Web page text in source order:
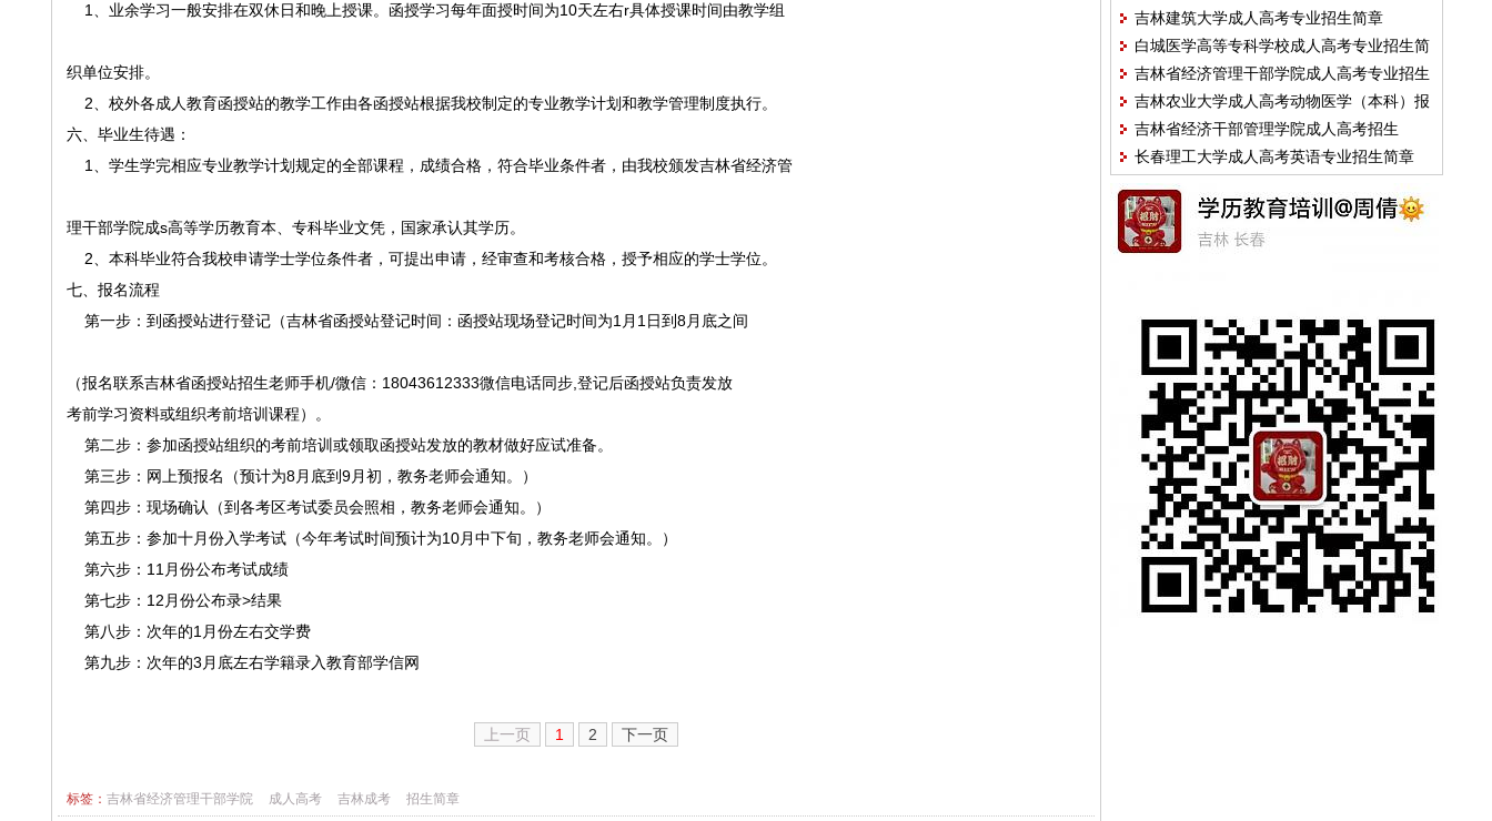
1、业余学习一般安排在双休日和晚上授课。函授学习每年面授时间为10天左右r具体授课时间由教学组
织单位安排。
2、校外各成人教育函授站的教学工作由各函授站根据我校制定的专业教学计划和教学管理制度执行。
六、毕业生待遇：
1、学生学完相应专业教学计划规定的全部课程，成绩合格，符合毕业条件者，由我校颁发吉林省经济管
理干部学院成s高等学历教育本、专科毕业文凭，国家承认其学历。
2、本科毕业符合我校申请学士学位条件者，可提出申请，经审查和考核合格，授予相应的学士学位。
七、报名流程
第一步：到函授站进行登记（吉林省函授站登记时间：函授站现场登记时间为1月1日到8月底之间
（报名联系吉林省函授站招生老师手机/微信：18043612333微信电话同步,登记后函授站负责发放
考前学习资料或组织考前培训课程）。
第二步：参加函授站组织的考前培训或领取函授站发放的教材做好应试准备。
第三步：网上预报名（预计为8月底到9月初，教务老师会通知。）
第四步：现场确认（到各考区考试委员会照相，教务老师会通知。）
第五步：参加十月份入学考试（今年考试时间预计为10月中下旬，教务老师会通知。）
第六步：11月份公布考试成绩
第七步：12月份公布录>结果
第八步：次年的1月份左右交学费
第九步：次年的3月底左右学籍录入教育部学信网
上一页 1 2 下一页
标签： 吉林省经济管理干部学院 成人高考 吉林成考 招生简章
及流程条件
吉林建筑大学成人高考专业招生简章
白城医学高等专科学校成人高考专业招生简
章
吉林省经济管理干部学院成人高考专业招生
简章
吉林农业大学成人高考动物医学（本科）报
名时间流程条件
吉林省经济干部管理学院成人高考招生
长春理工大学成人高考英语专业招生简章